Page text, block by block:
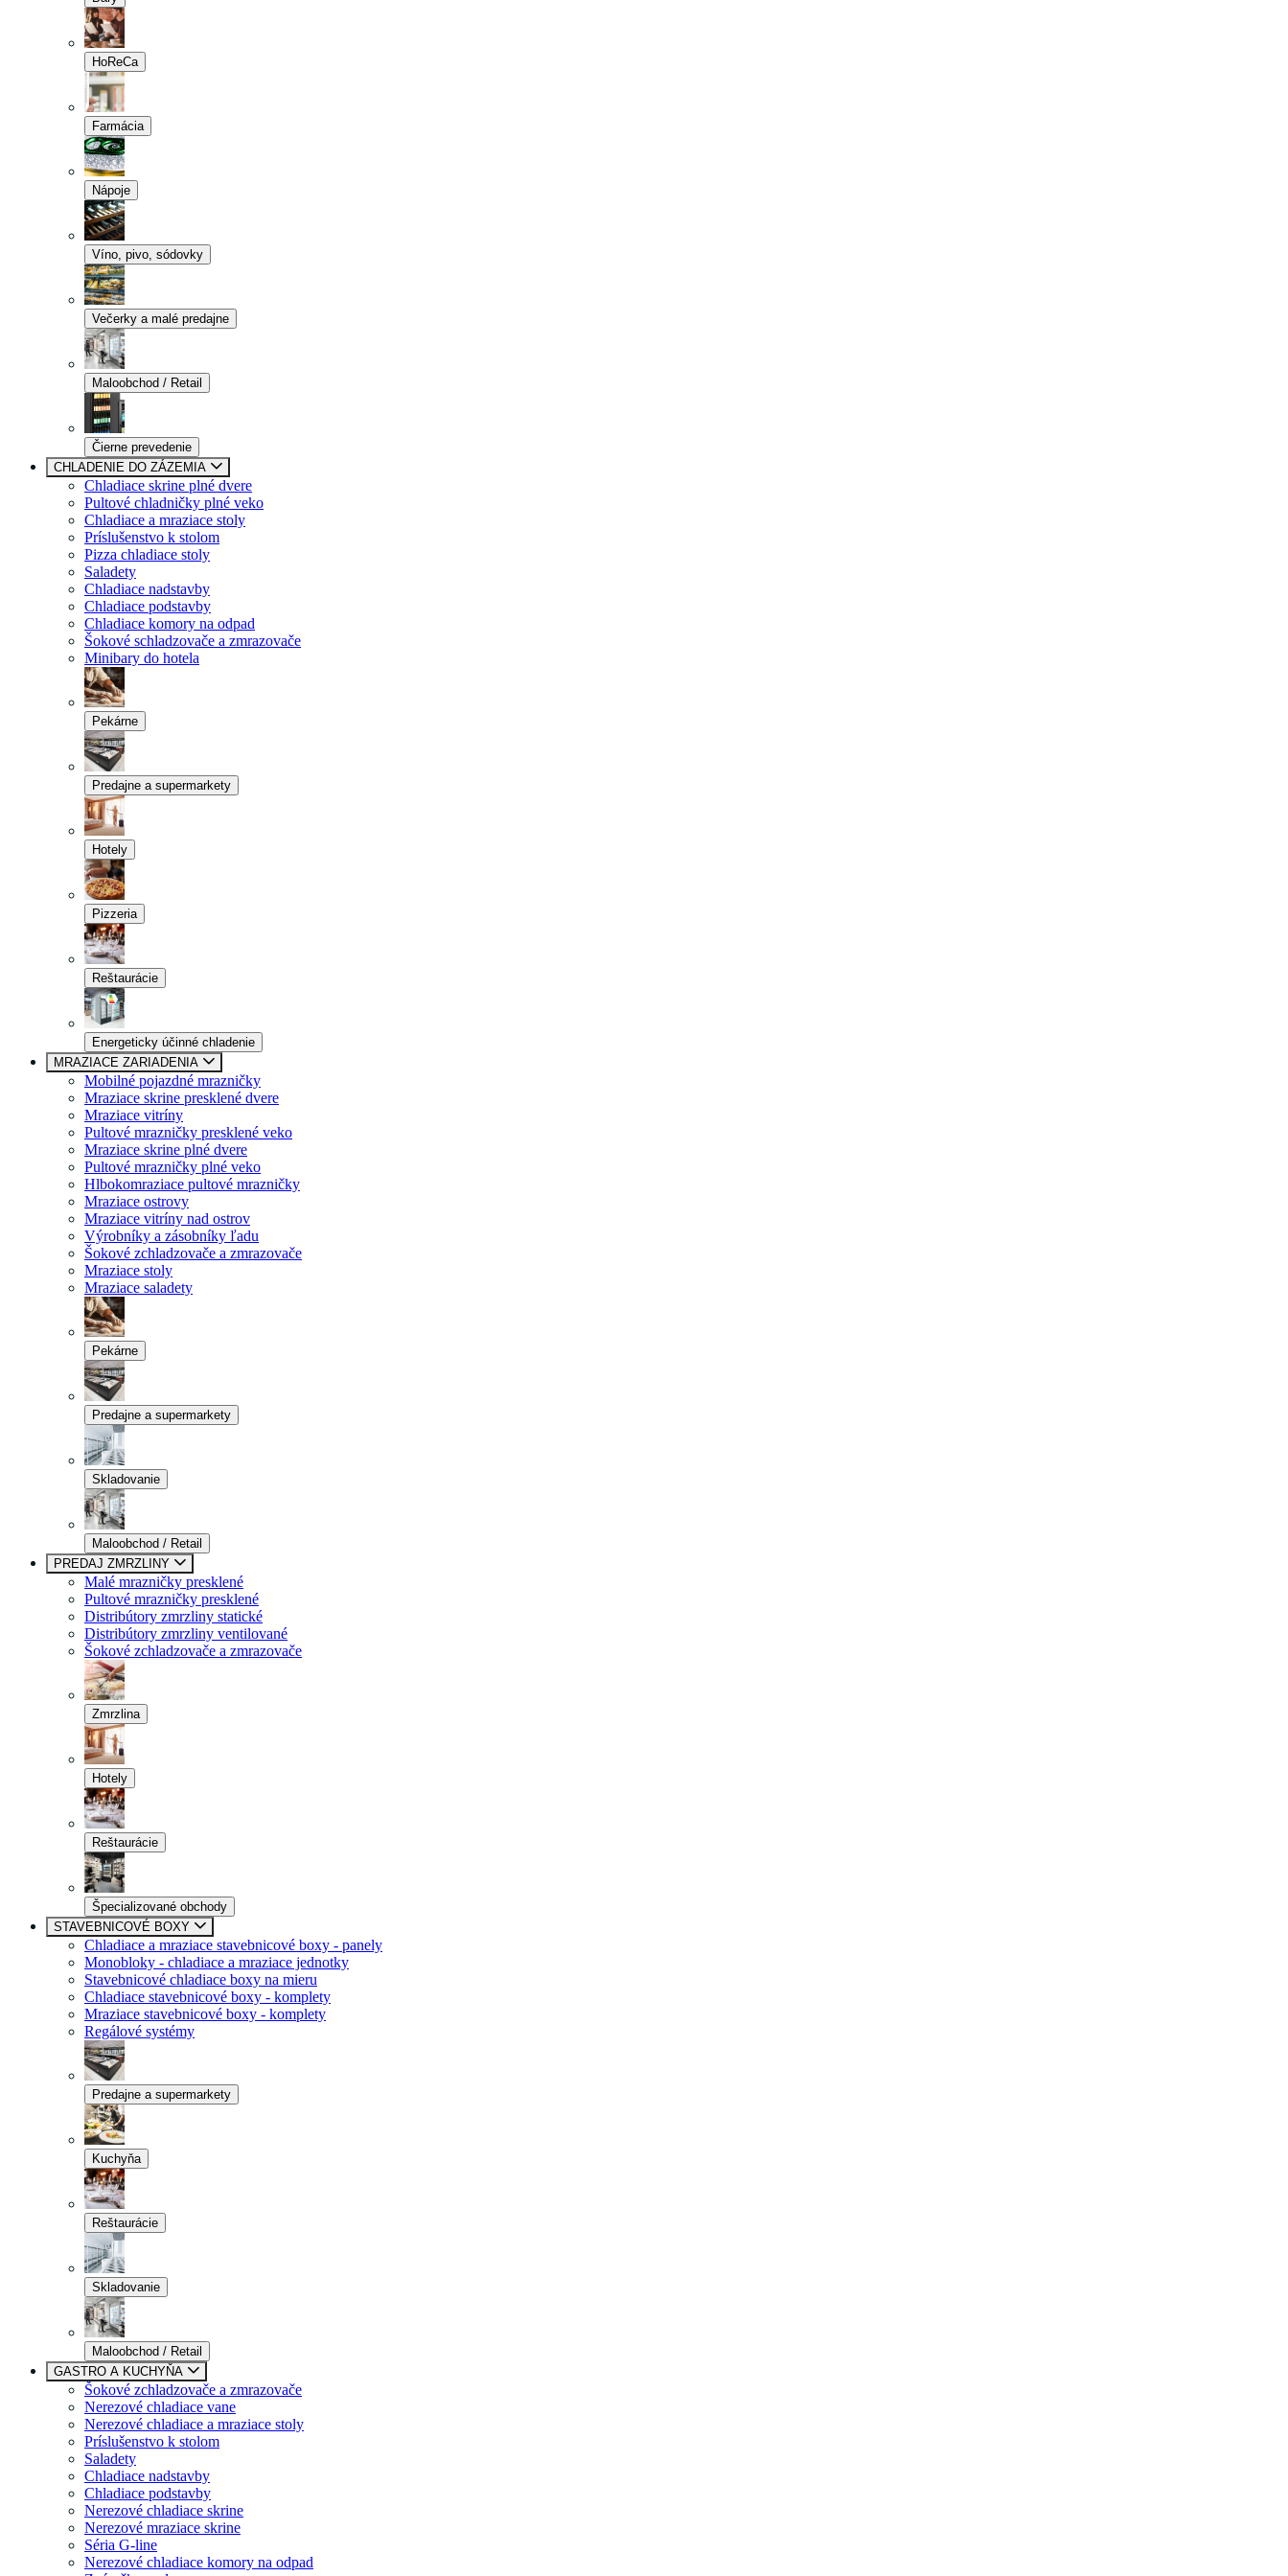
HoReCa
Farmácia
Nápoje
Víno, pivo, sódovky
Večerky a malé predajne
Maloobchod / Retail
Čierne prevedenie
CHLADENIE DO ZÁZEMIA
Chladiace skrine plné dvere
Pultové chladničky plné veko
Chladiace a mraziace stoly
Príslušenstvo k stolom
Pizza chladiace stoly
Saladety
Chladiace nadstavby
Chladiace podstavby
Chladiace komory na odpad
Šokové schladzovače a zmrazovače
Minibary do hotela
Pekárne
Predajne a supermarkety
Hotely
Pizzeria
Reštaurácie
Energeticky účinné chladenie
MRAZIACE ZARIADENIA
Mobilné pojazdné mrazničky
Mraziace skrine presklené dvere
Mraziace vitríny
Pultové mrazničky presklené veko
Mraziace skrine plné dvere
Pultové mrazničky plné veko
Hlbokomraziace pultové mrazničky
Mraziace ostrovy
Mraziace vitríny nad ostrov
Výrobníky a zásobníky ľadu
Šokové zchladzovače a zmrazovače
Mraziace stoly
Mraziace saladety
Pekárne
Predajne a supermarkety
Skladovanie
Maloobchod / Retail
PREDAJ ZMRZLINY
Malé mrazničky presklené
Pultové mrazničky presklené
Distribútory zmrzliny statické
Distribútory zmrzliny ventilované
Šokové zchladzovače a zmrazovače
Zmrzlina
Hotely
Reštaurácie
Špecializované obchody
STAVEBNICOVÉ BOXY
Chladiace a mraziace stavebnicové boxy - panely
Monobloky - chladiace a mraziace jednotky
Stavebnicové chladiace boxy na mieru
Chladiace stavebnicové boxy - komplety
Mraziace stavebnicové boxy - komplety
Regálové systémy
Predajne a supermarkety
Kuchyňa
Reštaurácie
Skladovanie
Maloobchod / Retail
GASTRO A KUCHYŇA
Šokové zchladzovače a zmrazovače
Nerezové chladiace vane
Nerezové chladiace a mraziace stoly
Príslušenstvo k stolom
Saladety
Chladiace nadstavby
Chladiace podstavby
Nerezové chladiace skrine
Nerezové mraziace skrine
Séria G-line
Nerezové chladiace komory na odpad